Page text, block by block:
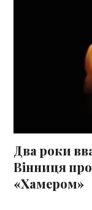
Два роки
Вінниця
«Хамером»